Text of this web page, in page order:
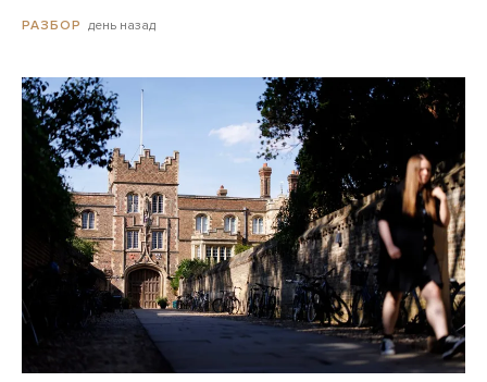
РАЗБОР день назад